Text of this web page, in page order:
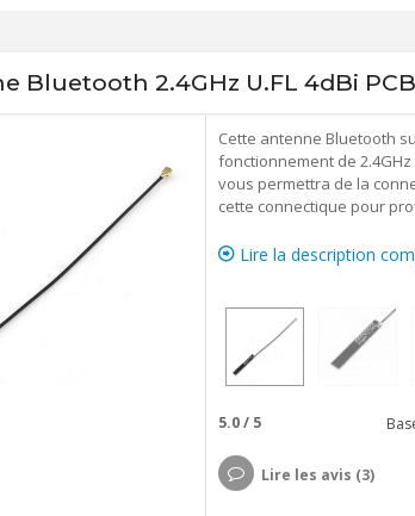
Bluetooth 2.4GHz U.FL 4dBi
Cette antenne Bluetooth
fonctionnement de 2.4GHz
vous permettra de la
cette connectique pour
Lire la description
5.0/ 5
Lire les avis (3)